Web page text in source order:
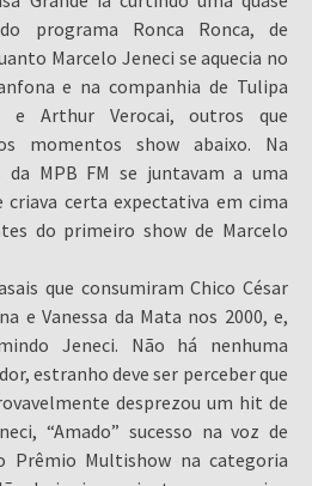
programa Ronca Ronca, de
Marcelo Jeneci se aquecia no
e na companhia de Tulipa
e Arthur Verocai, outros que
momentos show abaixo. Na
da MPB FM se juntavam a uma
criava certa expectativa em cima
do primeiro show de Marcelo
que consumiram Chico César
e Vanessa da Mata nos 2000, e,
Jeneci. Não há nenhuma
estranho deve ser perceber que
desprezou um hit de
“Amado” sucesso na voz de
Prêmio Multishow na categoria